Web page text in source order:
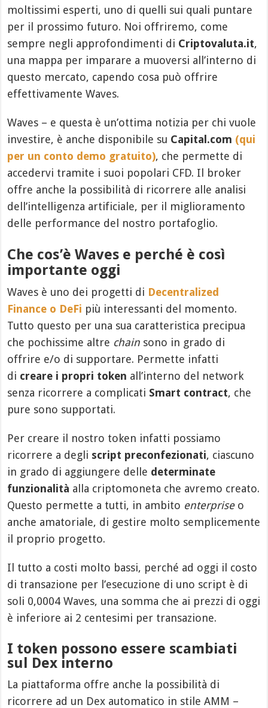
moltissimi esperti, uno di quelli sui quali puntare
per il prossimo futuro. Noi offriremo, come
sempre negli approfondimenti di Criptovaluta.it,
una mappa per imparare a muoversi all’interno di
questo mercato, capendo cosa può offrire
effettivamente Waves.
Waves – e questa è un’ottima notizia per chi vuole
investire, è anche disponibile su Capital.com (qui
per un conto demo gratuito), che permette di
accedervi tramite i suoi popolari CFD. Il broker
offre anche la possibilità di ricorrere alle analisi
dell’intelligenza artificiale, per il miglioramento
delle performance del nostro portafoglio.
Che cos’è Waves e perché è così
importante oggi
Waves è uno dei progetti di Decentralized
Finance o DeFi più interessanti del momento.
Tutto questo per una sua caratteristica precipua
che pochissime altre chain sono in grado di
offrire e/o di supportare. Permette infatti
di creare i propri token all’interno del network
senza ricorrere a complicati Smart contract, che
pure sono supportati.
Per creare il nostro token infatti possiamo
ricorrere a degli script preconfezionati, ciascuno
in grado di aggiungere delle determinate
funzionalità alla criptomoneta che avremo creato.
Questo permette a tutti, in ambito enterpriseo
anche amatoriale, di gestire molto semplicemente
il proprio progetto.
Il tutto a costi molto bassi, perché ad oggi il costo
di transazione per l’esecuzione di uno script è di
soli 0,0004 Waves, una somma che ai prezzi di oggi
è inferiore ai 2 centesimi per transazione.
I token possono essere scambiati
sul Dex interno
La piattaforma offre anche la possibilità di
ricorrere ad un Dex automatico in stile AMM –